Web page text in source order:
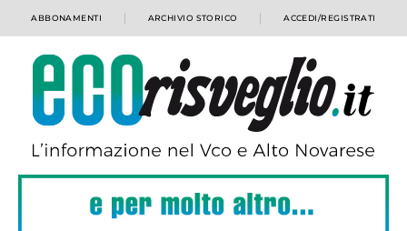
ABBONAMENTI ARCHIVIO STORICO ACCEDI/REGISTRATI